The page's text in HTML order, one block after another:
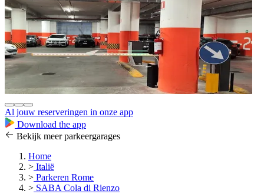
Al jouw reserveringen in onze app
Download the app
Bekijk meer parkeergarages
Home
> Italië
> Parkeren Rome
> SABA Cola di Rienzo